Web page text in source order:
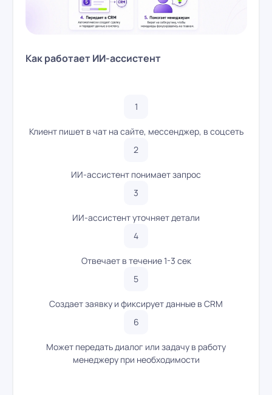
Как работает ИИ-ассистент
Клиент пишет в чат на сайте, мессенджер, в соцсеть
ИИ-ассистент понимает запрос
ИИ-ассистент уточняет детали
Отвечает в течение 1-3 сек
Создает заявку и фиксирует данные в CRM
Может передать диалог или задачу в работу
менеджеру при необходимости